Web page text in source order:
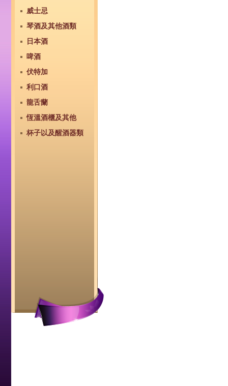
威士忌
琴酒及其他酒類
日本酒
啤酒
伏特加
利口酒
龍舌蘭
恆溫酒櫃及其他
杯子以及醒酒器類